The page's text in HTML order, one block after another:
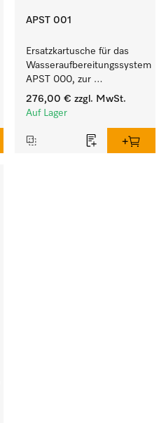
APST 001
Ersatzkartusche für das
Wasseraufbereitungssystem
APST 000, zur
Bereitstellung von VE-
Wasser.
276,00 € zzgl. MwSt.
Auf Lager